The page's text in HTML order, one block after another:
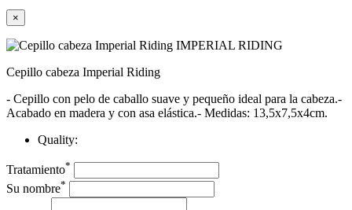
×
Cepillo cabeza Imperial Riding
- Cepillo con pelo de caballo suave y pequeño ideal para la cabeza.-
Acabado en madera y con asa elástica.- Medidas: 13,5x7,5x4cm.
Quality:
Tratamiento*
Su nombre*